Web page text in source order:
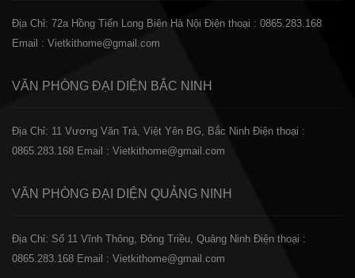
Địa Chỉ: 72a Hồng Tiến Long Biên Hà Nội Điện thoại : 0865.283.168
Email : Vietkithome@gmail.com
VĂN PHÒNG ĐẠI DIỆN BẮC NINH
Địa Chỉ: 11 Vương Văn Trà, Việt Yên BG, Bắc Ninh Điện thoại :
0865.283.168 Email : Vietkithome@gmail.com
VĂN PHÒNG ĐẠI DIỆN QUẢNG NINH
Địa Chỉ: Số 11 Vĩnh Thông, Đông Triều, Quảng Ninh Điện thoại :
0865.283.168 Email : Vietkithome@gmail.com